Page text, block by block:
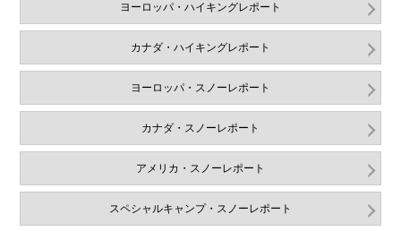
ヨーロッパ・ハイキングレポート
カナダ・ハイキングレポート
ヨーロッパ・スノーレポート
カナダ・スノーレポート
アメリカ・スノーレポート
スペシャルキャンプ・スノーレポート